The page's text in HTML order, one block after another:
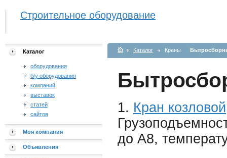
Строительное оборудование
Каталог
оборудования
б/у оборудования
компаний
выставок
статей
сайтов
Моя компания
Объявления
Каталог Краны
1. Кран козловой
до А8,